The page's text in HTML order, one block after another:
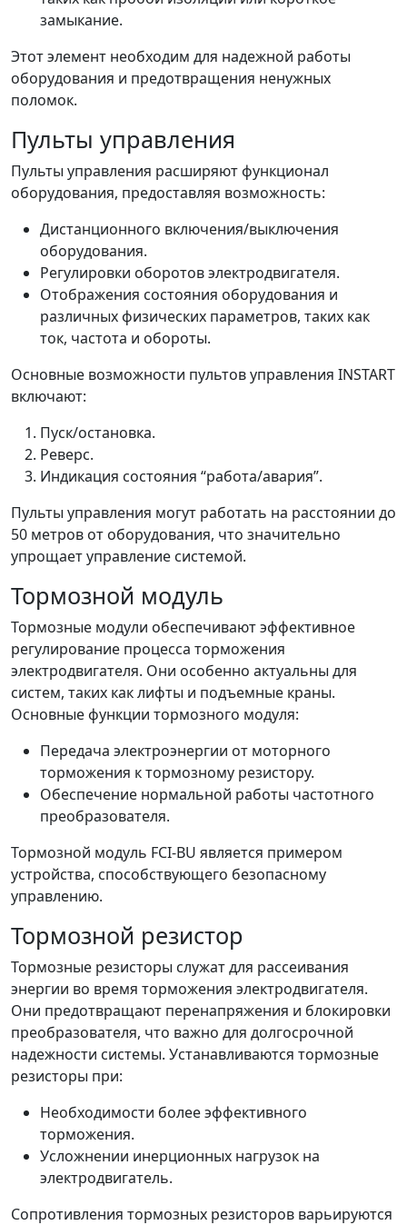
замыкание.
Этот элемент необходим для надежной работы
оборудования и предотвращения ненужных
поломок.
Пульты управления
Пульты управления расширяют функционал
оборудования, предоставляя возможность:
Дистанционного включения/выключения
оборудования.
Регулировки оборотов электродвигателя.
Отображения состояния оборудования и
различных физических параметров, таких как
ток, частота и обороты.
Основные возможности пультов управления INSTART
включают:
Пуск/остановка.
Реверс.
Индикация состояния “работа/авария”.
Пульты управления могут работать на расстоянии до
50 метров от оборудования, что значительно
упрощает управление системой.
Тормозной модуль
Тормозные модули обеспечивают эффективное
регулирование процесса торможения
электродвигателя. Они особенно актуальны для
систем, таких как лифты и подъемные краны.
Основные функции тормозного модуля:
Передача электроэнергии от моторного
торможения к тормозному резистору.
Обеспечение нормальной работы частотного
преобразователя.
Тормозной модуль FCI-BU является примером
устройства, способствующего безопасному
управлению.
Тормозной резистор
Тормозные резисторы служат для рассеивания
энергии во время торможения электродвигателя.
Они предотвращают перенапряжения и блокировки
преобразователя, что важно для долгосрочной
надежности системы. Устанавливаются тормозные
резисторы при:
Необходимости более эффективного
торможения.
Усложнении инерционных нагрузок на
электродвигатель.
Сопротивления тормозных резисторов варьируются